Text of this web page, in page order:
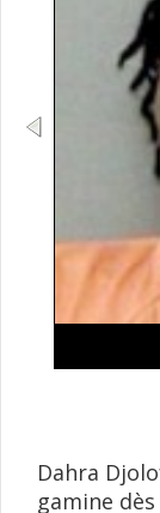
Dahra
gamine